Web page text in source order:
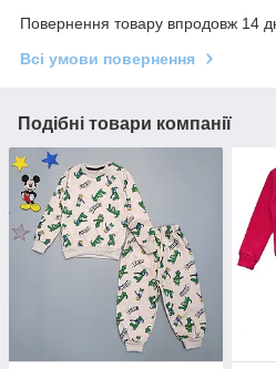
Повернення товару впродовж 14
Всі умови повернення
Подібні товари компанії